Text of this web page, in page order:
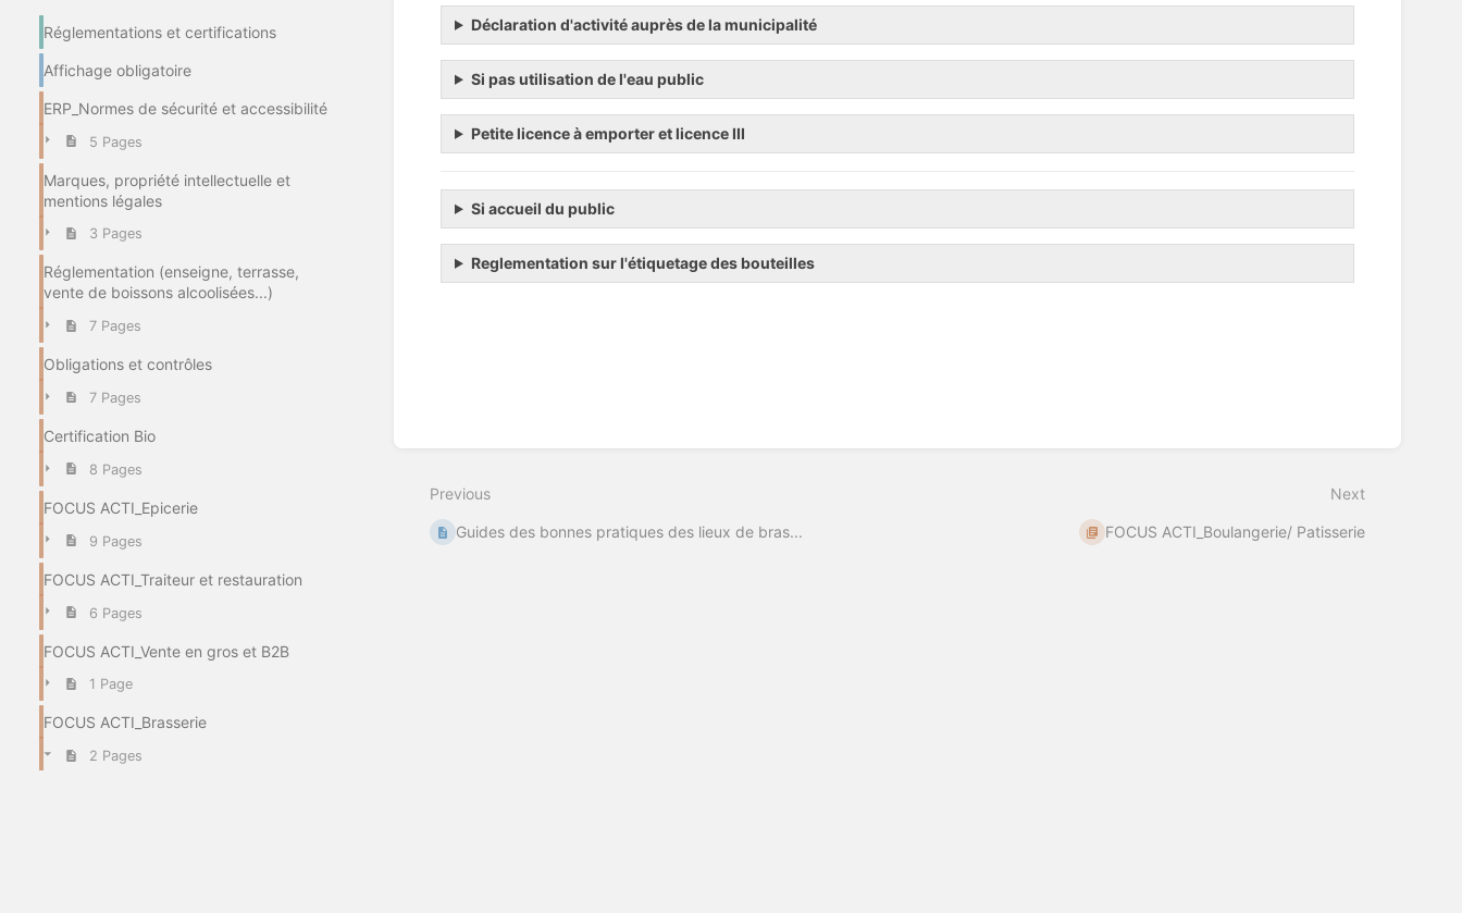
Réglementations et certifications
Affichage obligatoire
ERP_Normes de sécurité et accessibilité
5 Pages
Marques, propriété intellectuelle et
mentions légales
3 Pages
Réglementation (enseigne, terrasse,
vente de boissons alcoolisées...)
7 Pages
Obligations et contrôles
7 Pages
Certification Bio
8 Pages
FOCUS ACTI_Epicerie
9 Pages
FOCUS ACTI_Traiteur et restauration
6 Pages
FOCUS ACTI_Vente en gros et B2B
1 Page
FOCUS ACTI_Brasserie
2 Pages
Déclaration d'activité auprès de la municipalité
Si pas utilisation de l'eau public
Petite licence à emporter et licence III
Si accueil du public
Reglementation sur l'étiquetage des bouteilles
Previous
Guides des bonnes pratiques des lieux de bras...
Next
FOCUS ACTI_Boulangerie/ Patisserie